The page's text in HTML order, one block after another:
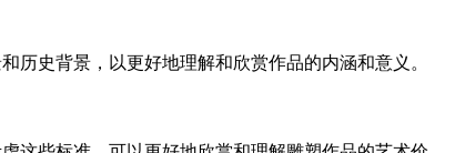
史背景，以更好地理解和欣赏作品的内涵和意义。